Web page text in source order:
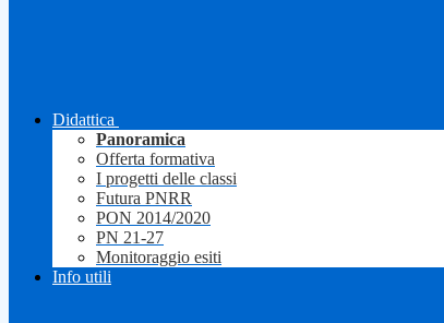
Didattica
Panoramica
Offerta formativa
I progetti delle classi
Futura PNRR
PON 2014/2020
PN 21-27
Monitoraggio esiti
Info utili